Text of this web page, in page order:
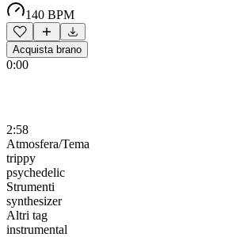
140 BPM
Acquista brano
0:00
2:58
Atmosfera/Tema
trippy
psychedelic
Strumenti
synthesizer
Altri tag
instrumental